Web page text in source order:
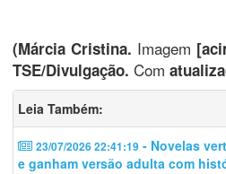
(Márcia Cristina. Imagem
TSE/Divulgação. Com
Leia Também:
23/07/2026 22:41:19 - Novelas
e ganham versão adulta com